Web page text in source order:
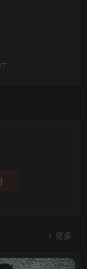
更多